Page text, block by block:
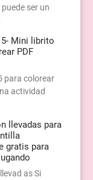
ser un
Mini librito
PDF
para colorear
actividad
llevadas para
gratis para
as Si